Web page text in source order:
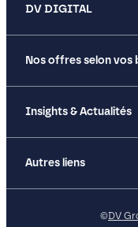
DV DIGITAL
Nos offres selon vos
Insights & Actualités
Autres liens
©DV